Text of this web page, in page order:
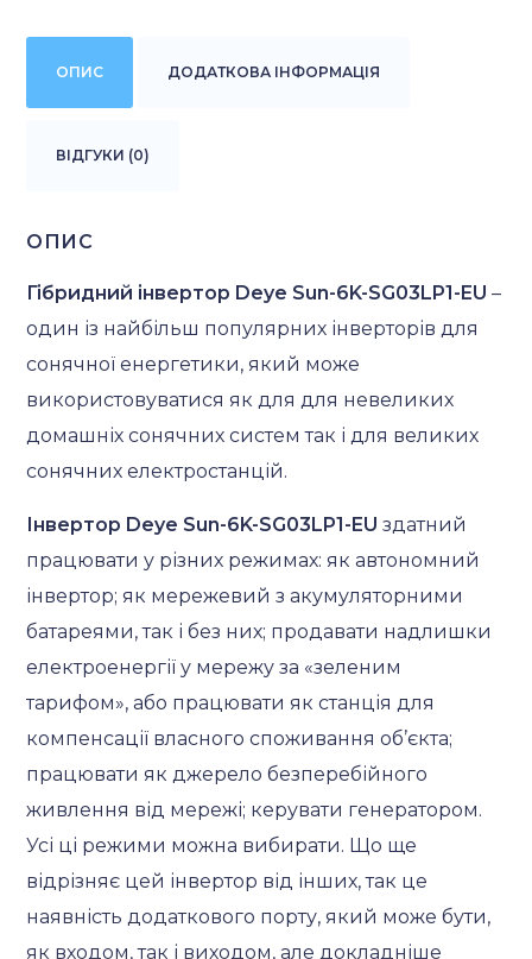
ОПИС ДОДАТКОВА ІНФОРМАЦІЯ
ВІДГУКИ (0)
ОПИС
Гібридний інвертор Deye Sun-6K-SG03LP1-EU –
один із найбільш популярних інверторів для
сонячної енергетики, який може
використовуватися як для для невеликих
домашніх сонячних систем так і для великих
сонячних електростанцій.
Інвертор Deye Sun-6K-SG03LP1-EU здатний
працювати у різних режимах: як автономний
інвертор; як мережевий з акумуляторними
батареями, так і без них; продавати надлишки
електроенергії у мережу за «зеленим
тарифом», або працювати як станція для
компенсації власного споживання об’єкта;
працювати як джерело безперебійного
живлення від мережі; керувати генератором.
Усі ці режими можна вибирати. Що ще
відрізняє цей інвертор від інших, так це
наявність додаткового порту, який може бути,
як входом, так і виходом, але докладніше